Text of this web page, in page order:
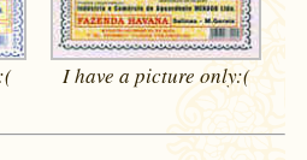
I have a picture only:(